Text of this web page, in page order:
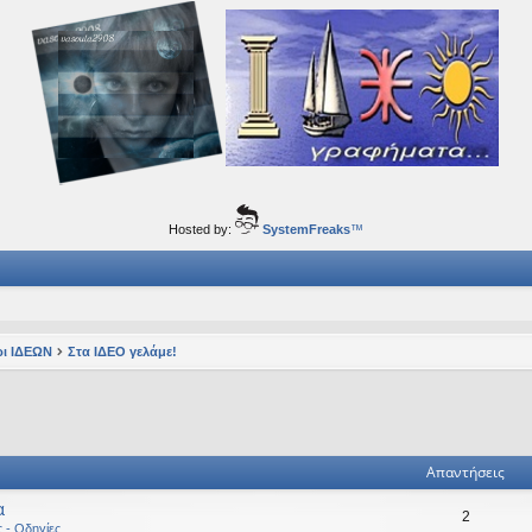
ταξίδια του νού...
Hosted by: SystemFreaks™
ΙΔΕΩΝ Στα ΙΔΕΟ γελάμε!
Απαντήσεις
- Οδηγίες
2